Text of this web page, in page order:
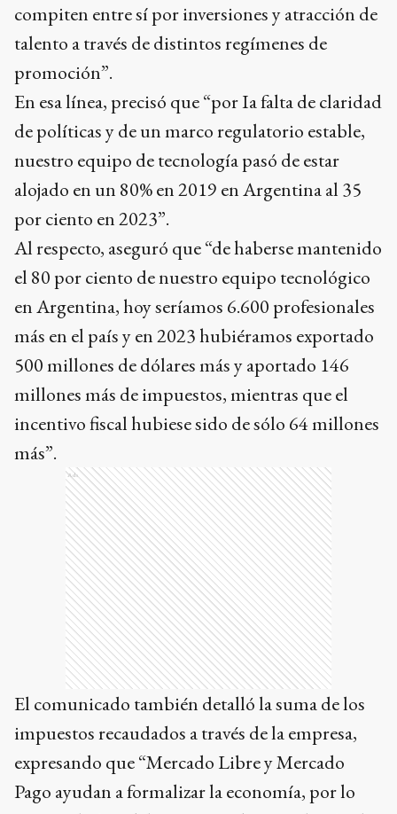
compiten entre sí por inversiones y atracción de
talento a través de distintos regímenes de
promoción”.
En esa línea, precisó que “por Ia falta de claridad
de políticas y de un marco regulatorio estable,
nuestro equipo de tecnología pasó de estar
alojado en un 80% en 2019 en Argentina al 35
por ciento en 2023”.
Al respecto, aseguró que “de haberse mantenido
el 80 por ciento de nuestro equipo tecnológico
en Argentina, hoy seríamos 6.600 profesionales
más en el país y en 2023 hubiéramos exportado
500 millones de dólares más y aportado 146
millones más de impuestos, mientras que el
incentivo fiscal hubiese sido de sólo 64 millones
más”.
Ads
El comunicado también detalló la suma de los
impuestos recaudados a través de la empresa,
expresando que “Mercado Libre y Mercado
Pago ayudan a formalizar la economía, por lo